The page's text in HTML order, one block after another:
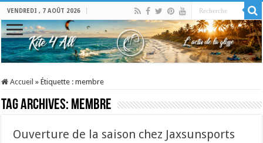
VENDREDI , 7 AOÛT 2026
Accueil » Étiquette :membre
Tag Archives: membre
Ouverture de la saison chez Jaxsunsports